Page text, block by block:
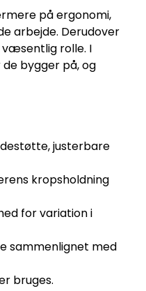
på ergonomi,
arbejde. Derudover
væsentlig rolle. I
bygger på, og
justerbare
kropsholdning
for variation i
sammenlignet med
bruges.